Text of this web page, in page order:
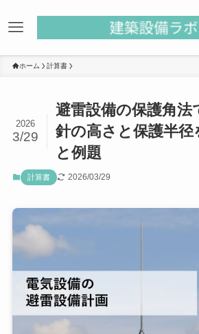
ホーム 計算書
避雷設備の保護角法
針の高さと保護半
と例題
2026
3/29
計算書 2026/03/29